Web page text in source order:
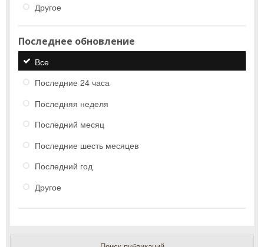
Другое
Последнее обновление
Все
Последние 24 часа
Последняя неделя
Последний месяц
Последние шесть месяцев
Последний год
Другое